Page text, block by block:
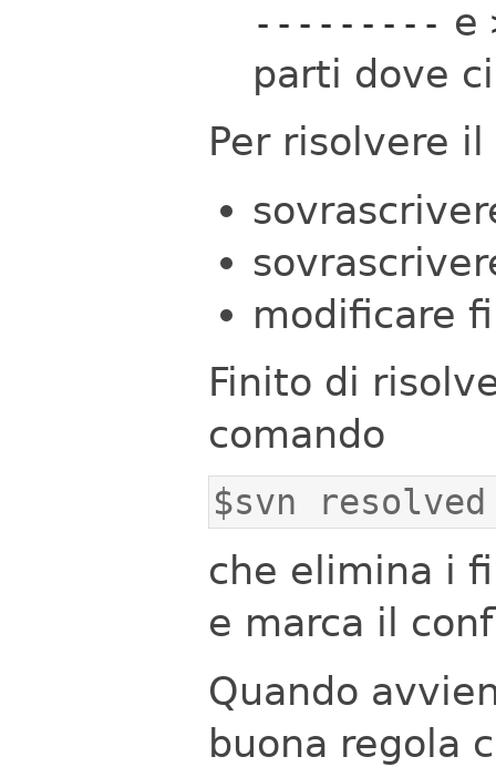
--------- e
parti dove
Per risolvere
modificare
Finito di
comando
$svn
che elimina i
e marca il
Quando
buona regola